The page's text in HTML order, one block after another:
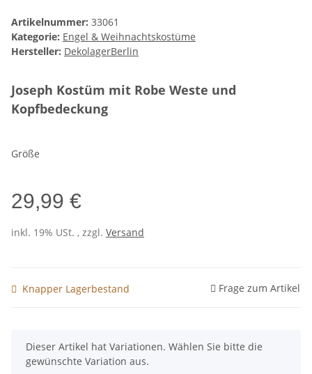
Artikelnummer: 33061
Kategorie: Engel & Weihnachtskostüme
Hersteller: DekolagerBerlin
Joseph Kostüm mit Robe Weste und
Kopfbedeckung
Größe
29,99 €
inkl. 19% USt. , zzgl. Versand
Knapper Lagerbestand Frage zum Artikel
x
Dieser Artikel hat Variationen. Wählen Sie bitte die
gewünschte Variation aus.